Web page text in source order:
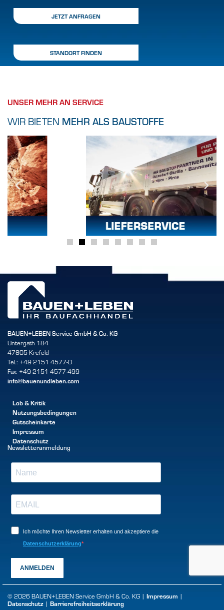
JETZT ANFRAGEN
STANDORT FINDEN
UNSER MEHR AN SERVICE
WIR BIETEN MEHR ALS BAUSTOFFE
BAUEN+LEBEN Service GmbH & Co. KG
Untergath 184
47805 Krefeld
Tel.: +49 2151 4577-0
Fax: +49 2151 4577-499
info@bauenundleben.com
Lob & Kritik
Nutzungsbedingungen
Gutscheinkarte
Impressum
Datenschutz
Newsletteranmeldung
Ich möchte Ihren Newsletter erhalten und akzeptiere die
Datenschutzerklärung
ANMELDEN
© 2026 BAUEN+LEBEN Service GmbH & Co. KG | Impressum |
Datenschutz | Barrierefreiheitserklärung